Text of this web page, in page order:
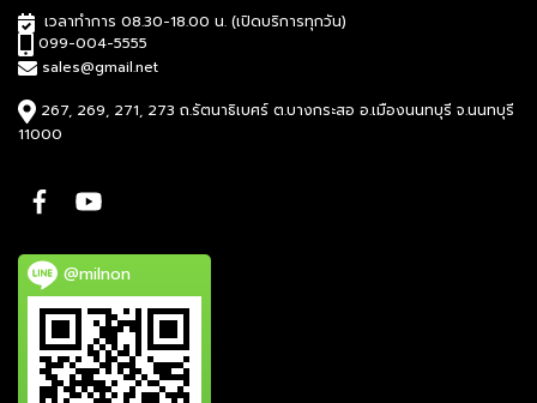
เวลาทำการ 08.30-18.00 น. (เปิดบริการทุกวัน)
099-004-5555
sales@gmail.net
267, 269, 271, 273 ถ.รัตนาธิเบศร์ ต.บางกระสอ อ.เมืองนนทบุรี จ.นนทบุรี
11000
@milnon